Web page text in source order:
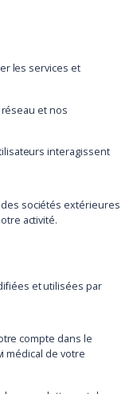
les services et
et nos
interagissent
sociétés extérieures
activité.
et utilisées par
compte dans le
médical de votre